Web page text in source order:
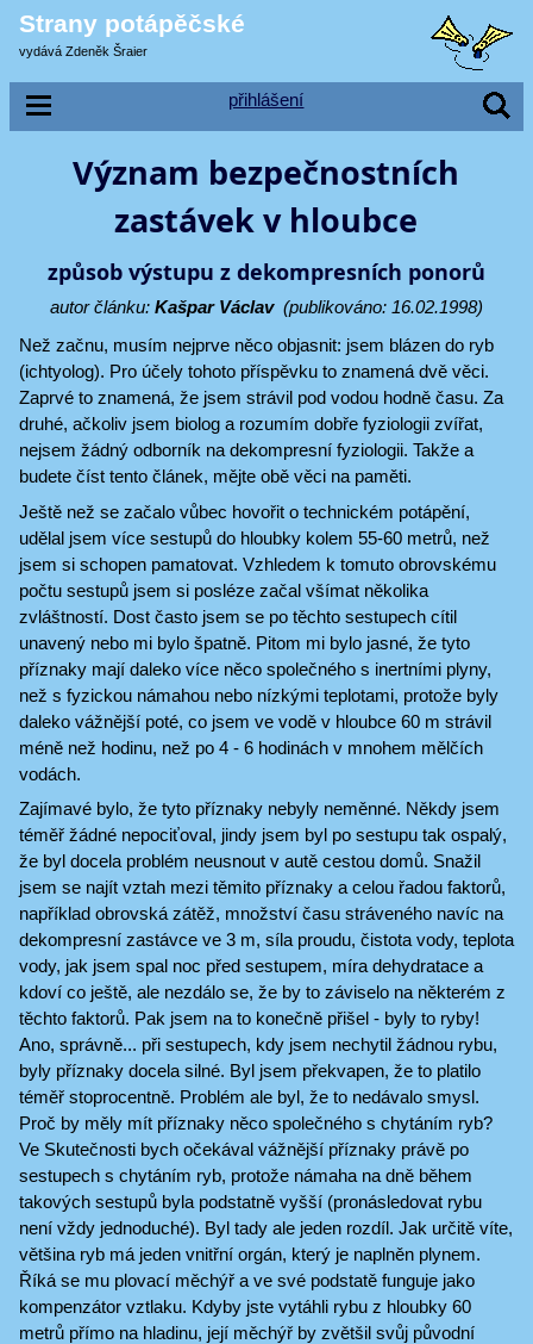
Strany potápěčské
vydává Zdeněk Šraier
přihlášení
Význam bezpečnostních
zastávek v hloubce
způsob výstupu z dekompresních ponorů
autor článku: Kašpar Václav(publikováno: 16.02.1998)
Než začnu, musím nejprve něco objasnit: jsem blázen do ryb
(ichtyolog). Pro účely tohoto příspěvku to znamená dvě věci.
Zaprvé to znamená, že jsem strávil pod vodou hodně času. Za
druhé, ačkoliv jsem biolog a rozumím dobře fyziologii zvířat,
nejsem žádný odborník na dekompresní fyziologii. Takže a
budete číst tento článek, mějte obě věci na paměti.
Ještě než se začalo vůbec hovořit o technickém potápění,
udělal jsem více sestupů do hloubky kolem 55-60 metrů, než
jsem si schopen pamatovat. Vzhledem k tomuto obrovskému
počtu sestupů jsem si posléze začal všímat několika
zvláštností. Dost často jsem se po těchto sestupech cítil
unavený nebo mi bylo špatně. Pitom mi bylo jasné, že tyto
příznaky mají daleko více něco společného s inertními plyny,
než s fyzickou námahou nebo nízkými teplotami, protože byly
daleko vážnější poté, co jsem ve vodě v hloubce 60 m strávil
méně než hodinu, než po 4 - 6 hodinách v mnohem mělčích
vodách.
Zajímavé bylo, že tyto příznaky nebyly neměnné. Někdy jsem
téměř žádné nepociťoval, jindy jsem byl po sestupu tak ospalý,
že byl docela problém neusnout v autě cestou domů. Snažil
jsem se najít vztah mezi těmito příznaky a celou řadou faktorů,
například obrovská zátěž, množství času stráveného navíc na
dekompresní zastávce ve 3 m, síla proudu, čistota vody, teplota
vody, jak jsem spal noc před sestupem, míra dehydratace a
kdoví co ještě, ale nezdálo se, že by to záviselo na některém z
těchto faktorů. Pak jsem na to konečně přišel - byly to ryby!
Ano, správně... při sestupech, kdy jsem nechytil žádnou rybu,
byly příznaky docela silné. Byl jsem překvapen, že to platilo
téměř stoprocentně. Problém ale byl, že to nedávalo smysl.
Proč by měly mít příznaky něco společného s chytáním ryb?
Ve Skutečnosti bych očekával vážnější příznaky právě po
sestupech s chytáním ryb, protože námaha na dně během
takových sestupů byla podstatně vyšší (pronásledovat rybu
není vždy jednoduché). Byl tady ale jeden rozdíl. Jak určitě víte,
většina ryb má jeden vnitřní orgán, který je naplněn plynem.
Říká se mu plovací měchýř a ve své podstatě funguje jako
kompenzátor vztlaku. Kdyby jste vytáhli rybu z hloubky 60
metrů přímo na hladinu, její měchýř by zvětšil svůj původní